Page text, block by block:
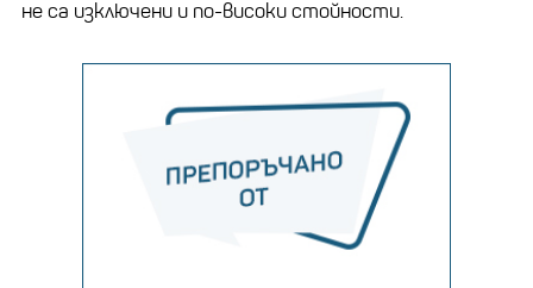
не са изключени и по-високи стойности.